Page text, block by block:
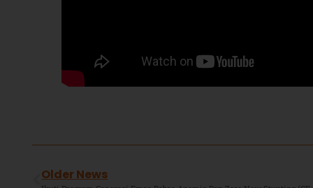
Older News